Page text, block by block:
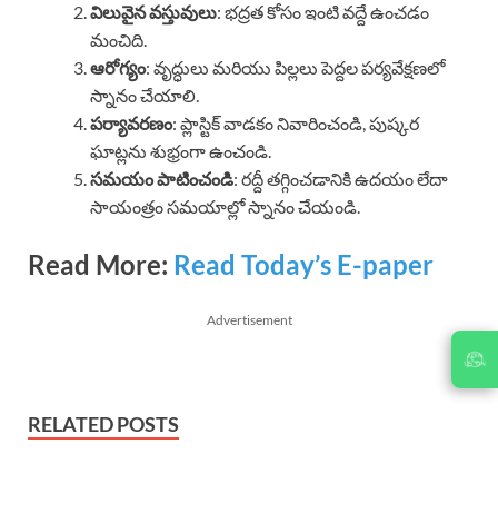
విలువైన వస్తువులు: భద్రత కోసం ఇంటి వద్దే ఉంచడం
మంచిది.
ఆరోగ్యం: వృద్ధులు మరియు పిల్లలు పెద్దల పర్యవేక్షణలో
స్నానం చేయాలి.
పర్యావరణం: ప్లాస్టిక్ వాడకం నివారించండి, పుష్కర
ఘాట్లను శుభ్రంగా ఉంచండి.
సమయం పాటించండి: రద్దీ తగ్గించడానికి ఉదయం లేదా
సాయంత్రం సమయాల్లో స్నానం చేయండి.
Read More: Read Today’s E-paper
Advertisement
RELATED POSTS